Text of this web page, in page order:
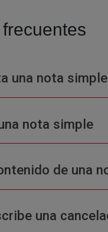
una nota
nota simple
de una
una